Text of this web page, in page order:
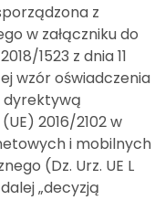
z
w załączniku do
1523 z dnia 11
wzór oświadczenia
dyrektywą
2016/2102 w
i mobilnych
(Dz. Urz. UE L
dalej „decyzją